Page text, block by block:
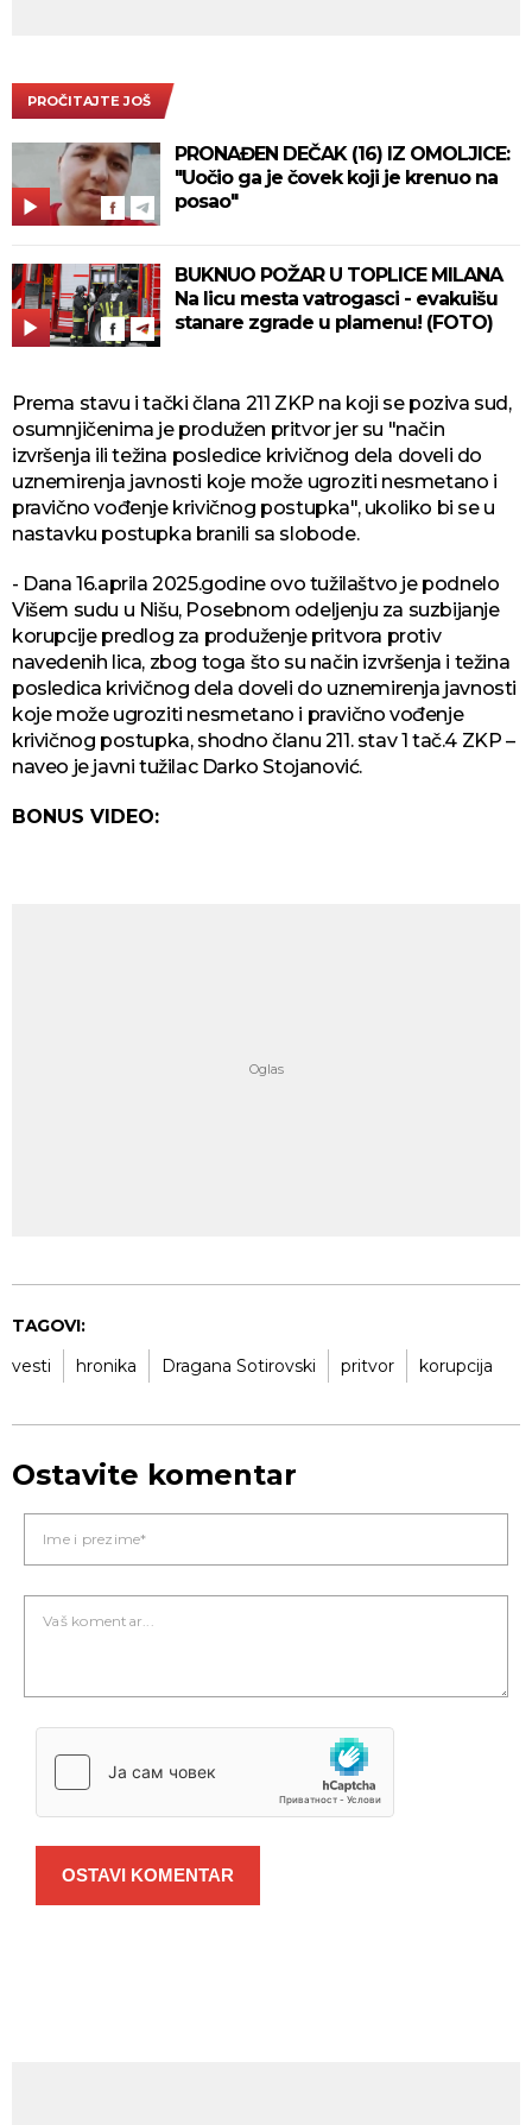
PROČITAJTE JOŠ
PRONAĐEN DEČAK (16) IZ OMOLJICE:
"Uočio ga je čovek koji je krenuo na
posao"
BUKNUO POŽAR U TOPLICE MILANA
Na licu mesta vatrogasci - evakuišu
stanare zgrade u plamenu! (FOTO)
Prema stavu i tački člana 211 ZKP na koji se poziva sud,
osumnjičenima je produžen pritvor jer su "način
izvršenja ili težina posledice krivičnog dela doveli do
uznemirenja javnosti koje može ugroziti nesmetano i
pravično vođenje krivičnog postupka", ukoliko bi se u
nastavku postupka branili sa slobode.
- Dana 16.aprila 2025.godine ovo tužilaštvo je podnelo
Višem sudu u Nišu, Posebnom odeljenju za suzbijanje
korupcije predlog za produženje pritvora protiv
navedenih lica, zbog toga što su način izvršenja i težina
posledica krivičnog dela doveli do uznemirenja javnosti
koje može ugroziti nesmetano i pravično vođenje
krivičnog postupka, shodno članu 211. stav 1 tač.4 ZKP –
naveo je javni tužilac Darko Stojanović.
BONUS VIDEO:
TAGOVI:
vesti
hronika Dragana Sotirovski pritvor korupcija
Ostavite komentar
OSTAVI KOMENTAR